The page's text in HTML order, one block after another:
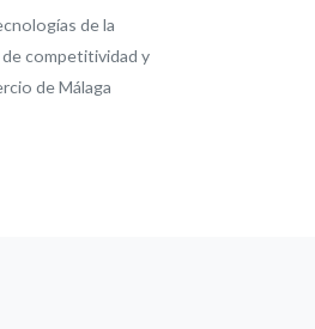
de la
de competitividad y
de Málaga